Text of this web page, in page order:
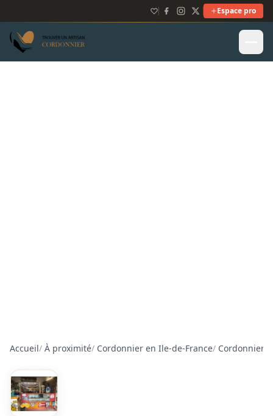
Espace pro
Accueil/ À proximité/ Cordonnier en Ile-de-France/ Cordonnier